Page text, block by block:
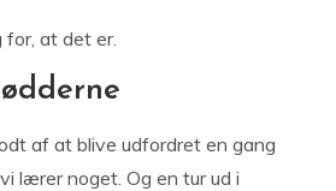
for, at det er.
af at blive udfordret en gang
lærer noget. Og en tur ud i